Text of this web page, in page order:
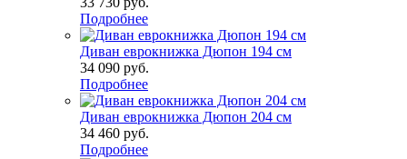
Подробнее
Диван еврокнижка Дюпон 194 см
34 090 руб.
Подробнее
Диван еврокнижка Дюпон 204 см
34 460 руб.
Подробнее